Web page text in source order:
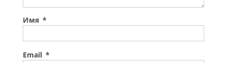
Имя *
Email *